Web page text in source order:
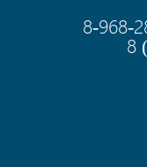
8-968-
8